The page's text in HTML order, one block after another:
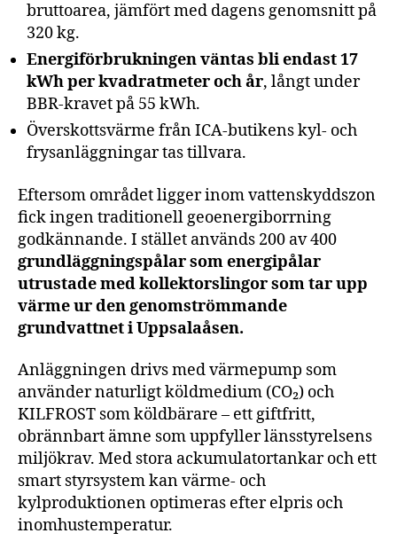
bruttoarea, jämfört med dagens genomsnitt på
320 kg.
Energiförbrukningen väntas bli endast 17
kWh per kvadratmeter och år, långt under
BBR-kravet på 55 kWh.
Överskottsvärme från ICA-butikens kyl- och
frysanläggningar tas tillvara.
Eftersom området ligger inom vattenskyddszon
fick ingen traditionell geoenergiborrning
godkännande. I stället används 200 av 400
grundläggningspålar som energipålar
utrustade med kollektorslingor som tar upp
värme ur den genomströmmande
grundvattnet i Uppsalaåsen.
Anläggningen drivs med värmepump som
använder naturligt köldmedium (CO₂) och
KILFROST som köldbärare – ett giftfritt,
obrännbart ämne som uppfyller länsstyrelsens
miljökrav. Med stora ackumulatortankar och ett
smart styrsystem kan värme- och
kylproduktionen optimeras efter elpris och
inomhustemperatur.